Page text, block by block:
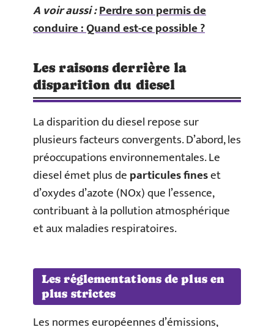
A voir aussi :Perdre son permis de
conduire : Quand est-ce possible ?
Les raisons derrière la
disparition du diesel
La disparition du diesel repose sur
plusieurs facteurs convergents. D’abord, les
préoccupations environnementales. Le
diesel émet plus departicules fineset
d’oxydes d’azote (NOx) que l’essence,
contribuant à la pollution atmosphérique
et aux maladies respiratoires.
Les réglementations de plus en
plus strictes
Les normes européennes d’émissions,